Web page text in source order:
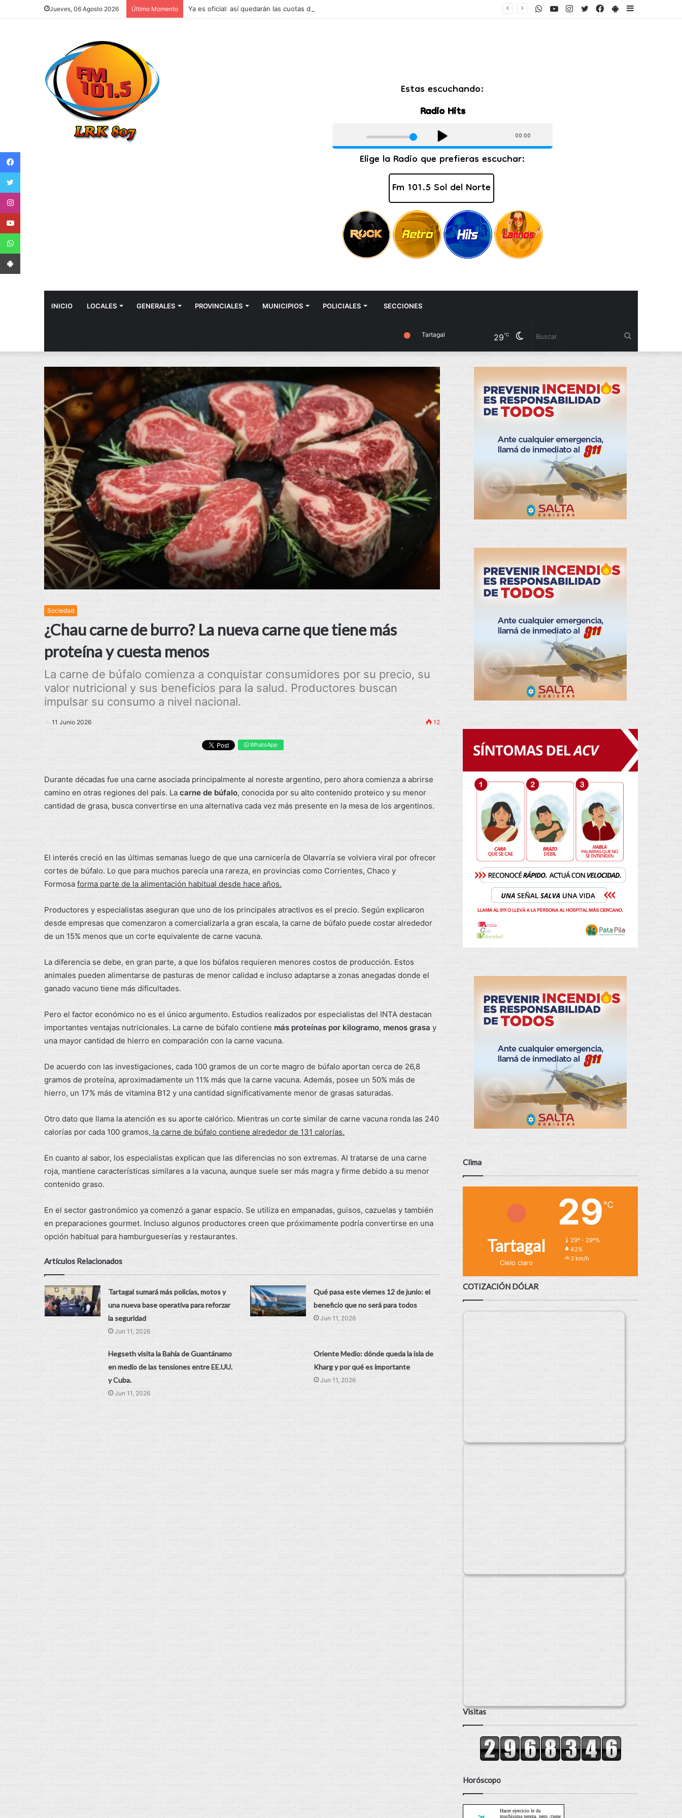
Jueves, 06 Agosto 2026 Último Momento Ya es oficial: así quedarán las cuotas de los colegios privados de Salta tras un aumento PlayStore
Facebook
Twitter
Instagram
Youtube
WhatsApp
INICIO LOCALES GENERALES PROVINCIALES MUNICIPIOS POLICIALES SECCIONES
Cambiar
modo
Tartagal 29℃
Sociedad
¿Chau carne de burro? La nueva carne que tiene más
proteína y cuesta menos
La carne de búfalo comienza a conquistar consumidores por su precio, su
valor nutricional y sus beneficios para la salud. Productores buscan
impulsar su consumo a nivel nacional.
11 Junio 2026 12
WhatsApp
Durante décadas fue una carne asociada principalmente al noreste argentino, pero ahora comienza a abrirse
camino en otras regiones del país. La carne de búfalo, conocida por su alto contenido proteico y su menor
cantidad de grasa, busca convertirse en una alternativa cada vez más presente en la mesa de los argentinos.
El interés creció en las últimas semanas luego de que una carnicería de Olavarría se volviera viral por ofrecer
cortes de búfalo. Lo que para muchos parecía una rareza, en provincias como Corrientes, Chaco y
Formosa forma parte de la alimentación habitual desde hace años.
Productores y especialistas aseguran que uno de los principales atractivos es el precio. Según explicaron
desde empresas que comenzaron a comercializarla a gran escala, la carne de búfalo puede costar alrededor
de un 15% menos que un corte equivalente de carne vacuna.
La diferencia se debe, en gran parte, a que los búfalos requieren menores costos de producción. Estos
animales pueden alimentarse de pasturas de menor calidad e incluso adaptarse a zonas anegadas donde el
ganado vacuno tiene más dificultades.
Pero el factor económico no es el único argumento. Estudios realizados por especialistas del INTA destacan
importantes ventajas nutricionales. La carne de búfalo contiene más proteínas por kilogramo, menos grasa y
una mayor cantidad de hierro en comparación con la carne vacuna.
De acuerdo con las investigaciones, cada 100 gramos de un corte magro de búfalo aportan cerca de 26,8
gramos de proteína, aproximadamente un 11% más que la carne vacuna. Además, posee un 50% más de
hierro, un 17% más de vitamina B12 y una cantidad significativamente menor de grasas saturadas.
Otro dato que llama la atención es su aporte calórico. Mientras un corte similar de carne vacuna ronda las 240
calorías por cada 100 gramos, la carne de búfalo contiene alrededor de 131 calorías.
En cuanto al sabor, los especialistas explican que las diferencias no son extremas. Al tratarse de una carne
roja, mantiene características similares a la vacuna, aunque suele ser más magra y firme debido a su menor
contenido graso.
En el sector gastronómico ya comenzó a ganar espacio. Se utiliza en empanadas, guisos, cazuelas y también
en preparaciones gourmet. Incluso algunos productores creen que próximamente podría convertirse en una
opción habitual para hamburgueserías y restaurantes.
Artículos Relacionados
Tartagal sumará más policías, motos y
una nueva base operativa para reforzar
la seguridad
Jun 11, 2026
Qué pasa este viernes 12 de junio: el
beneficio que no será para todos
Jun 11, 2026
Hegseth visita la Bahía de Guantánamo
en medio de las tensiones entre EE.UU.
y Cuba.
Jun 11, 2026
Oriente Medio: dónde queda la isla de
Kharg y por qué es importante
Jun 11, 2026
Clima
Tartagal
Cielo claro
29 ℃
29º - 29º%
42%
3 km/h
COTIZACIÓN DÓLAR
Visitas
Horóscopo